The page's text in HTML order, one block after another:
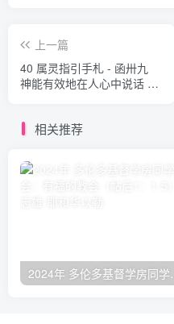
上一篇
40 属灵指引手札 - 函卅九
神能有效地在人心中说话 芬
相关推荐
2024年 多伦